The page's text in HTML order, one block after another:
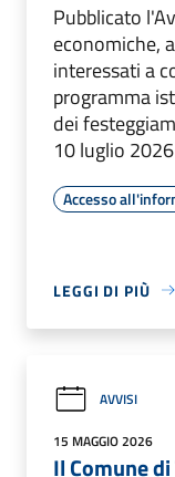
Pubblicato
economiche,
interessati a
programma
dei
10 luglio 2026
Accesso
LEGGI DI PIÙ
AVVISI
15 MAGGIO 2026
Il Comune